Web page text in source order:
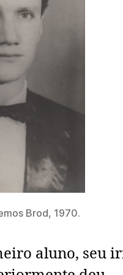
Brod, 1970.
aluno, seu